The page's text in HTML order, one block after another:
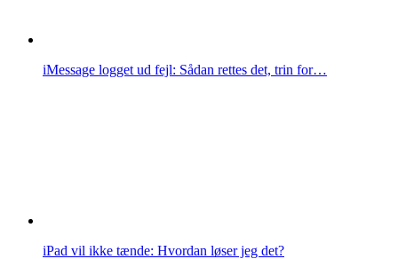
iMessage logget ud fejl: Sådan rettes det, trin for…
iPad vil ikke tænde: Hvordan løser jeg det?